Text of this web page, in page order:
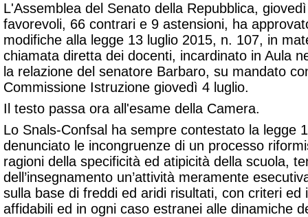
L'Assemblea del Senato della Repubblica,
favorevoli, 66 contrari e 9 astensioni, ha
modifiche alla legge 13 luglio 2015, n. 107, in
chiamata diretta dei docenti, incardinato in Aula
la relazione del senatore Barbaro, su mandato
Commissione Istruzione giovedì 4 luglio.
Il testo passa ora all'esame della Camera.
Lo Snals-Confsal ha sempre contestato la legge
denunciato le incongruenze di un processo
ragioni della specificità ed atipicità della scuola,
dell’insegnamento un’attività meramente
sulla base di freddi ed aridi risultati, con criteri ed
affidabili ed in ogni caso estranei alle dinamiche